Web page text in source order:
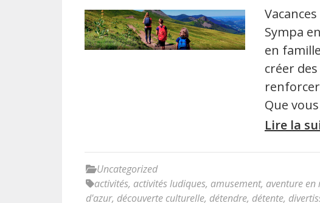
Sympa
en
créer
Que
Lire la
Uncategorized
activités, activités ludiques, amusement, aventure en
d'azur, découverte culturelle, détendre, détente,